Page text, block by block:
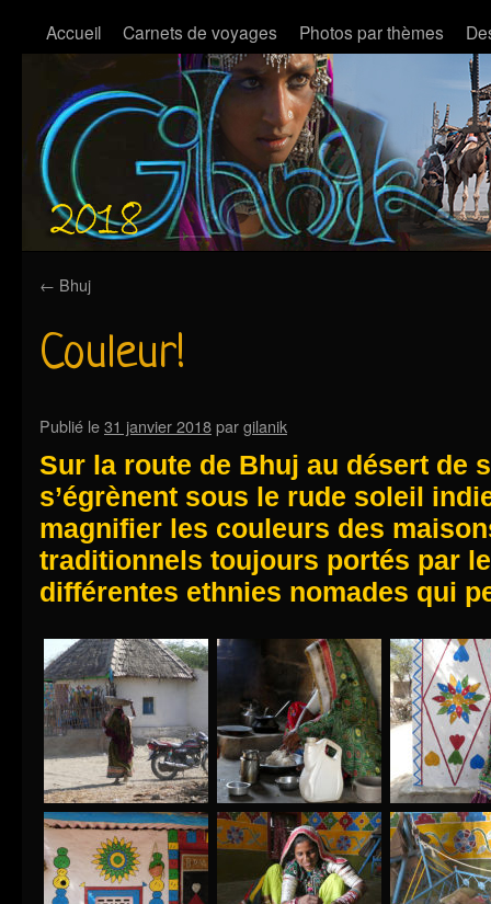
Accueil Carnets de voyages Photos par thèmes
← Bhuj
Couleur!
Publié le31 janvier 2018pargilanik
Sur la route de Bhuj au désert de
s’égrènent sous le rude soleil
magnifier les couleurs des
traditionnels toujours portés par
différentes ethnies nomades qui